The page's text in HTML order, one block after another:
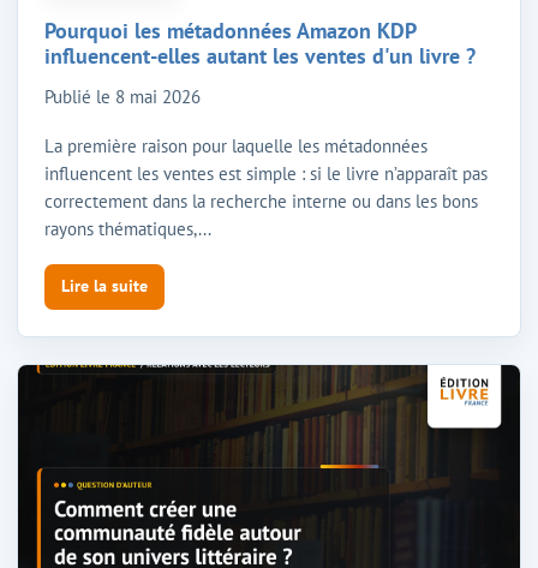
Pourquoi les métadonnées Amazon KDP
influencent-elles autant les ventes d'un livre ?
Publié le 8 mai 2026
La première raison pour laquelle les métadonnées
influencent les ventes est simple : si le livre n’apparaît pas
correctement dans la recherche interne ou dans les bons
rayons thématiques,...
Lire la suite